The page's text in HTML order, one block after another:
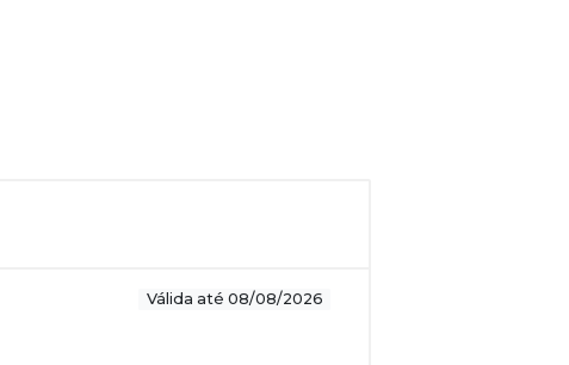
Válida até 08/08/2026